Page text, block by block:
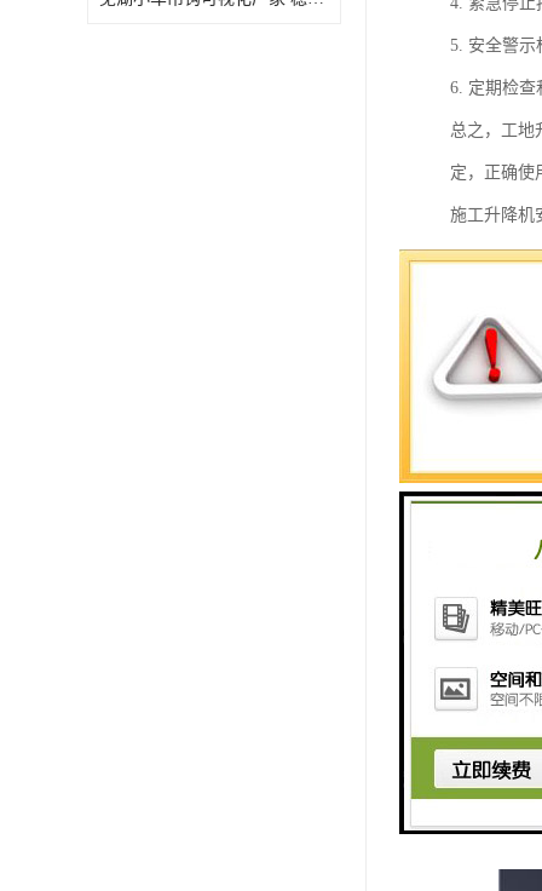
5. 安全警示
6. 定期检查
总之，工地
定，正确使
施工升降机
环境参数，
1. 监测升
2. 监测升降
4. 监测升降
施工升降
的安全。